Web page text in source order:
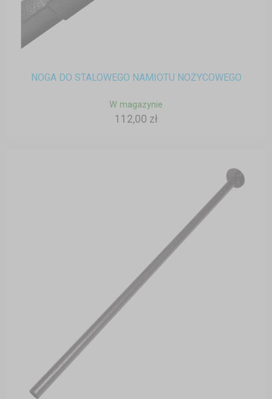
NOGA DO STALOWEGO NAMIOTU NOŻYCOWEGO
W magazynie
112,00 zł